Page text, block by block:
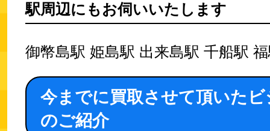
駅周辺にもお伺いいたします
御幣島駅 姫島駅 出来島駅 千船駅
今までに買取させて頂いた
のご紹介